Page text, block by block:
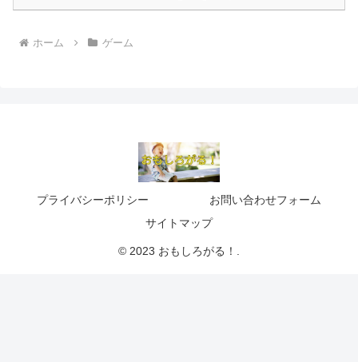
ホーム ゲーム
プライバシーポリシー
お問い合わせフォーム
サイトマップ
© 2023 おもしろがる！.